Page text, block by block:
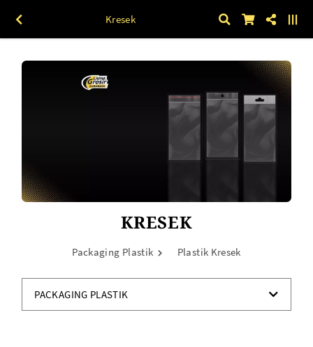
Kresek
KRESEK
Packaging Plastik Plastik Kresek
PACKAGING PLASTIK